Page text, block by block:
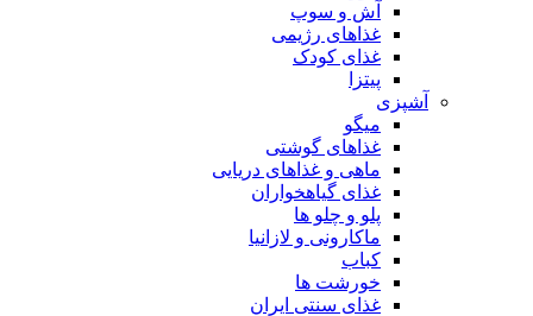
آش و سوپ
غذاهای رژیمی
غذای کودک
پیتزا
آشپزی
میگو
غذاهای گوشتی
ماهی و غذاهای دریایی
غذای گیاهخواران
پلو و چلو ها
ماکارونی و لازانیا
کباب
خورشت ها
غذای سنتی ایران